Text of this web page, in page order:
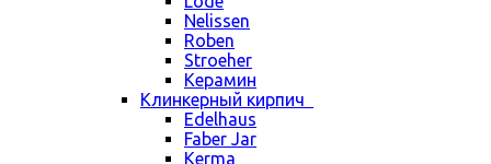
Nelissen
Roben
Stroeher
Керамин
Клинкерный кирпич
Edelhaus
Faber Jar
Kerma